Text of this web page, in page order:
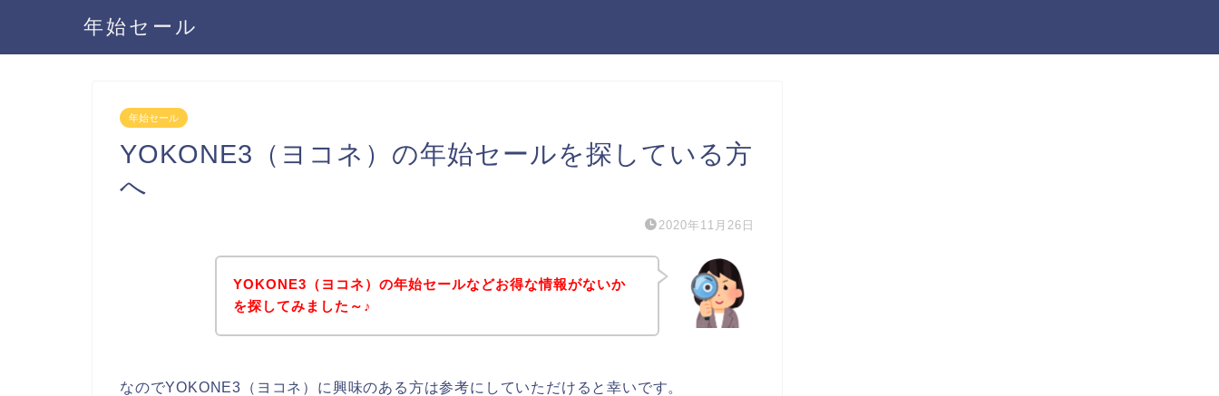
年始セール
年始セール
YOKONE3（ヨコネ）の年始セールを探している方
へ
2020年11月26日
YOKONE3（ヨコネ）の年始セールなどお得な情報がないか
を探してみました～♪
なのでYOKONE3（ヨコネ）に興味のある方は参考にしていただけると幸いです。